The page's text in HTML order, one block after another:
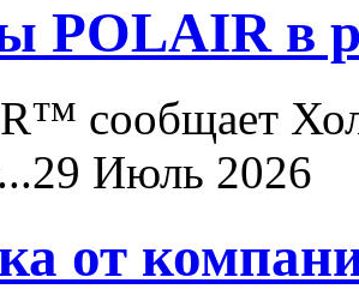
в
сообщает
29 Июль 2026
от